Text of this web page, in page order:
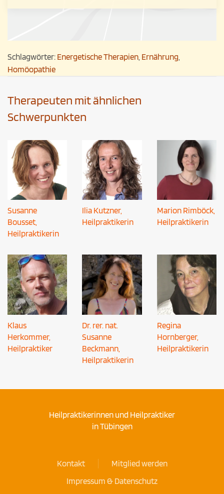
Schlagwörter: Energetische Therapien, Ernährung,
Homöopathie
Therapeuten mit ähnlichen
Schwerpunkten
Susanne
Bousset,
Heilpraktikerin
Ilia Kutzner,
Heilpraktikerin
Marion Rimböck,
Heilpraktikerin
Klaus
Herkommer,
Heilpraktiker
Dr. rer. nat.
Susanne
Beckmann,
Heilpraktikerin
Regina
Hornberger,
Heilpraktikerin
Heilpraktikerinnen und Heilpraktiker
in Tübingen
Kontakt
Mitglied werden
Impressum & Datenschutz